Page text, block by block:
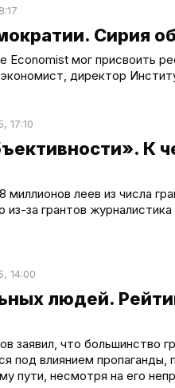
Сирия
Economist мог присвоить
директор
17:10
К
миллионов леев из числа
из-за грантов
14:00
людей.
заявил, что большинство
под влиянием
пути, несмотря на его